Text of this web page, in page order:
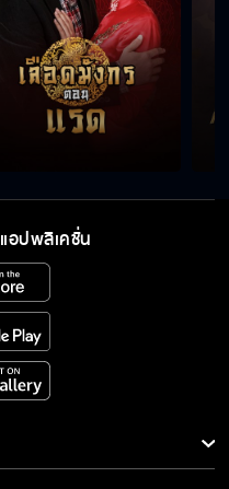
แอปพลิเคชั่น